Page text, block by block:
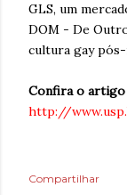
GLS, um
DOM - De
cultura gay
Confira o artigo
http://
Compartilhar